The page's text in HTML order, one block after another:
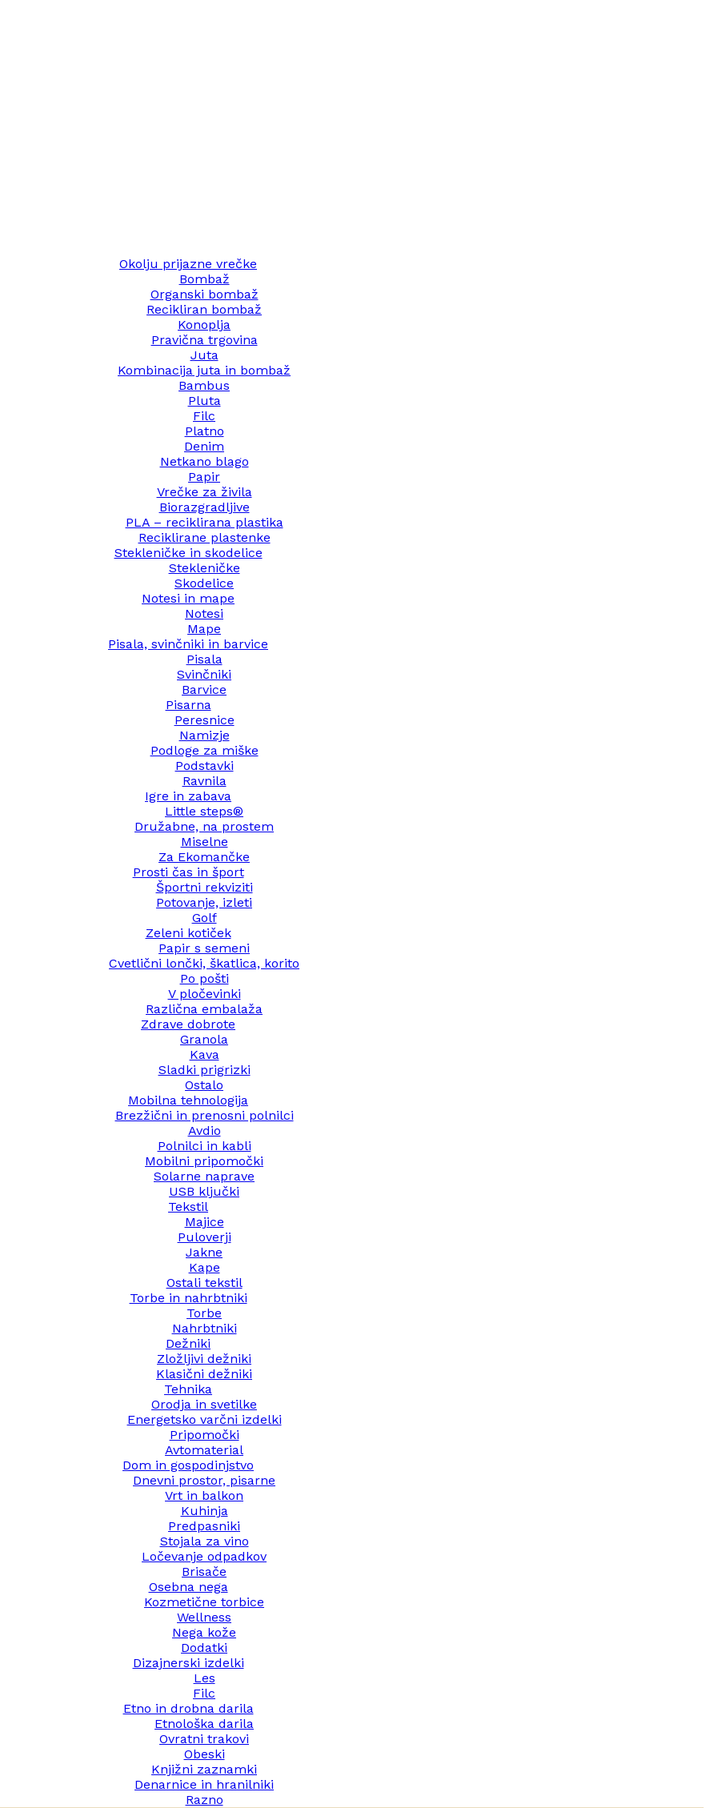
Okolju prijazne vrečke
Bombaž
Organski bombaž
Recikliran bombaž
Konoplja
Pravična trgovina
Juta
Kombinacija juta in bombaž
Bambus
Pluta
Filc
Platno
Denim
Netkano blago
Papir
Vrečke za živila
Biorazgradljive
PLA – reciklirana plastika
Reciklirane plastenke
Stekleničke in skodelice
Stekleničke
Skodelice
Notesi in mape
Notesi
Mape
Pisala, svinčniki in barvice
Pisala
Svinčniki
Barvice
Pisarna
Peresnice
Namizje
Podloge za miške
Podstavki
Ravnila
Igre in zabava
Little steps®
Družabne, na prostem
Miselne
Za Ekomančke
Prosti čas in šport
Športni rekviziti
Potovanje, izleti
Golf
Zeleni kotiček
Papir s semeni
Cvetlični lončki, škatlica, korito
Po pošti
V pločevinki
Različna embalaža
Zdrave dobrote
Granola
Kava
Sladki prigrizki
Ostalo
Mobilna tehnologija
Brezžični in prenosni polnilci
Avdio
Polnilci in kabli
Mobilni pripomočki
Solarne naprave
USB ključki
Tekstil
Majice
Puloverji
Jakne
Kape
Ostali tekstil
Torbe in nahrbtniki
Torbe
Nahrbtniki
Dežniki
Zložljivi dežniki
Klasični dežniki
Tehnika
Orodja in svetilke
Energetsko varčni izdelki
Pripomočki
Avtomaterial
Dom in gospodinjstvo
Dnevni prostor, pisarne
Vrt in balkon
Kuhinja
Predpasniki
Stojala za vino
Ločevanje odpadkov
Brisače
Osebna nega
Kozmetične torbice
Wellness
Nega kože
Dodatki
Dizajnerski izdelki
Les
Filc
Etno in drobna darila
Etnološka darila
Ovratni trakovi
Obeski
Knjižni zaznamki
Denarnice in hranilniki
Razno